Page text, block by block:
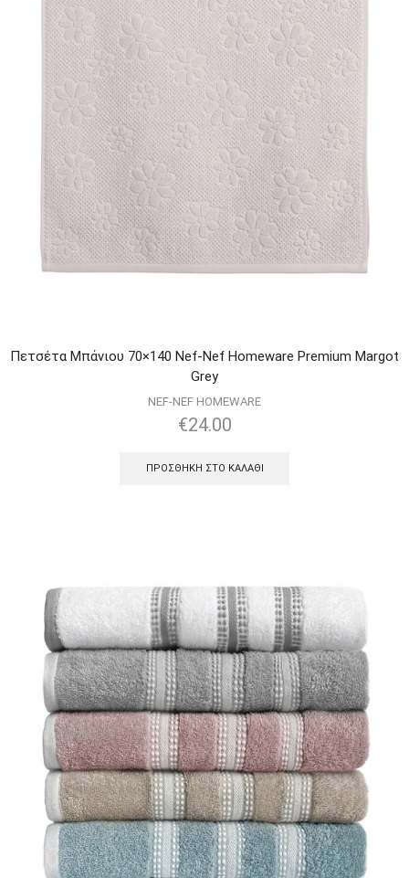
Πετσέτα Μπάνιου 70×140 Nef-Nef Homeware Premium Margot
Grey
NEF-NEF HOMEWARE
€24.00
ΠΡΟΣΘΉΚΗ ΣΤΟ ΚΑΛΆΘΙ